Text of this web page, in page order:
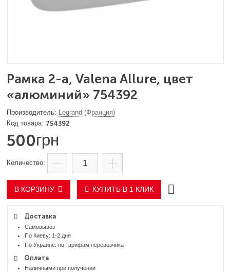
Рамка 2-а, Valena Allure, цвет
«алюминий» 754392
Доставка
Самовывоз
По Киеву: 1-2 дня
По Украине: по тарифам перевозчика
Оплата
Наличными при получении
Legrand (Франция)
754392
500грн
В КОРЗИНУ КУПИТЬ В 1 КЛИК